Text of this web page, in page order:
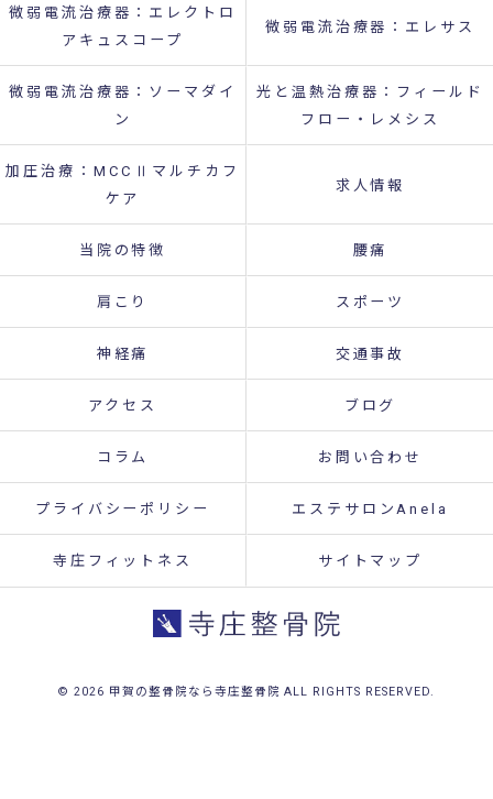
微弱電流治療器：エレクトロ
アキュスコープ
微弱電流治療器：エレサス
微弱電流治療器：ソーマダイ
ン
光と温熱治療器：フィールド
フロー・レメシス
加圧治療：MCCⅡマルチカフ
ケア
求人情報
当院の特徴 腰痛
肩こり スポーツ
神経痛 交通事故
アクセス ブログ
コラム お問い合わせ
プライバシーポリシー エステサロンAnela
寺庄フィットネス サイトマップ
© 2026 甲賀の整骨院なら寺庄整骨院 ALL RIGHTS RESERVED.